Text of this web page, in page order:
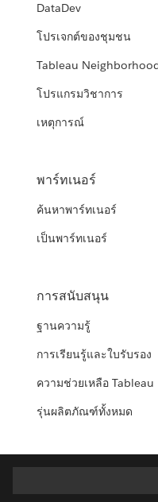
DataDev
โปรเจกต์ของชุมชน
Tableau
โปรแกรมวิชาการ
เหตุการณ์
พาร์ทเนอร์
ค้นหาพาร์ทเนอร์
เป็นพาร์ทเนอร์
การสนับสนุน
ฐานความรู้
การเรียนรู้และใบรับรอง
ความช่วยเหลือ Tableau
รุ่นผลิตภัณฑ์ทั้งหมด